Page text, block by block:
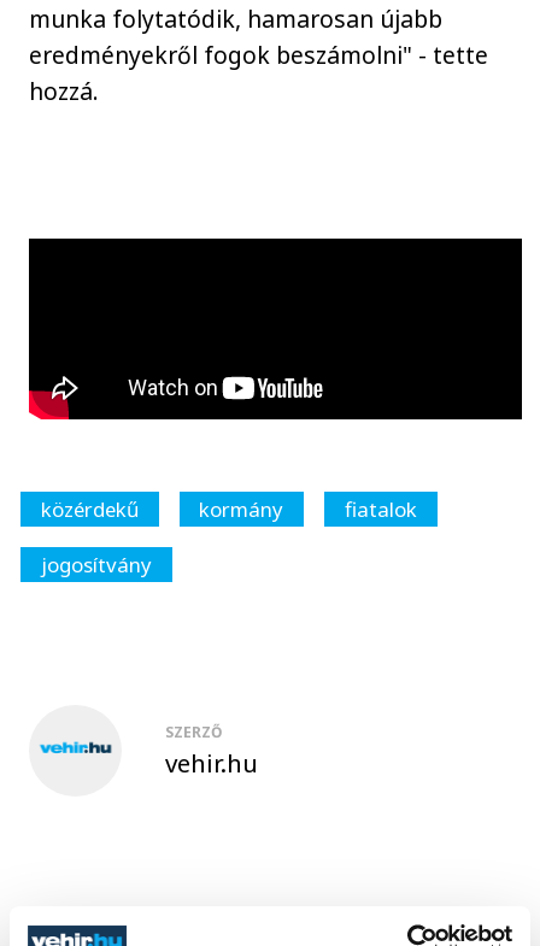
munka folytatódik, hamarosan újabb
eredményekről fogok beszámolni" - tette
hozzá.
közérdekű kormány
fiatalok
jogosítvány
SZERZŐ
vehir.hu